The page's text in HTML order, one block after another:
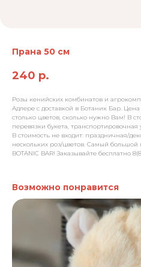
Прана 50 см
240 р.
Розы кенийских комбинатов и
Адлере с доставкой в Ботаник Бар. Цена
столько цветов, сколько нужно Вам! В
перевязки букета,
В стоимость не входит: праздничная/
нескольких роз/цветов. Самый
BOTANIC BAR! Заказывайте бесплатно
Возможно понравится